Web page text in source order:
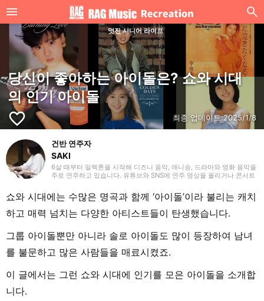
멋진 시니어 라이프
당신이 좋아하는 아이돌은? 쇼와 시대
의 인기 아이돌
favorite_border 최종 업데이트:2025/1/8
건반 연주자
SAKI
6살 때부터 일렉톤을 시작해 디즈니 음악, 애니송, 드라마와 영화 음악을
주로 연주하고 있습니다. 유튜브와 SNS에 연주 영상을 올리거나 콘서트
아노도 시작했고, 학교 주최 행사에도 출연했습니다. 라이터로서는 음악
관련 기사뿐만 아니라 다양한 장르의 글을 다뤄왔기 때문에, 그동안의 경
험을 바탕으로 ‘해보고 싶다!’, ‘들어보고 싶다!’라고 느낄 수 있는 글을 전
해드리고 싶습니다!
쇼와 시대에는 수많은 명곡과 함께 ‘아이돌’이라 불리는 캐치
하고 매력 넘치는 다양한 아티스트들이 탄생했습니다.
그룹 아이돌뿐만 아니라 솔로 아이돌도 많이 등장하여 남녀
를 불문하고 많은 사람들을 매료시켰죠.
이 글에서는 그런 쇼와 시대에 인기를 모은 아이돌을 소개합
니다.